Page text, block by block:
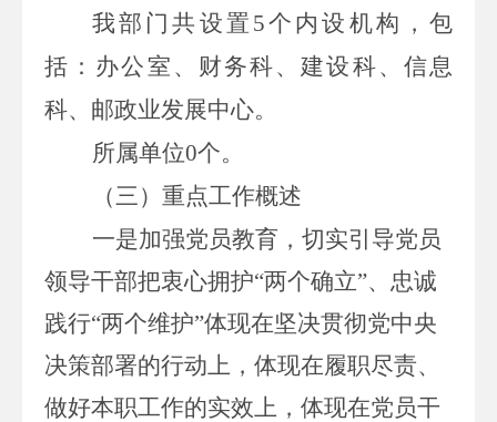
我部门共设置 5个内设机构，包
括： 办公室、财务科、建设科、信息
科、邮政业发展中心。
所属单位0个。
（三）重点工作概述
一是加强党员教育，切实引导党员
领导干部把衷心拥护“两个确立”、忠诚
践行“两个维护”体现在坚决贯彻党中央
决策部署的行动上，体现在履职尽责、
做好本职工作的实效上，体现在党员干